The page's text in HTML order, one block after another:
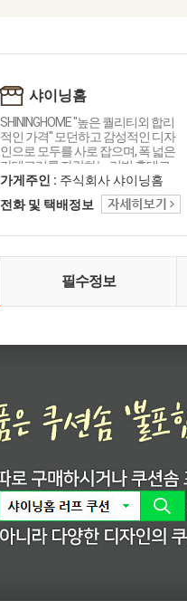
샤이닝홈
SHININGHOME "높은 퀄리티외 합리
적인 가격" 모던하고 감성적인 디자
인으로 모두를 사로 잡으며, 폭 넓은
카테고리를 자랑하는 리빙 홈데코
인테리어 샤이닝홈입니다.
가게주인 : 주식회사 샤이닝홈
전화 및 택배정보
필수정보